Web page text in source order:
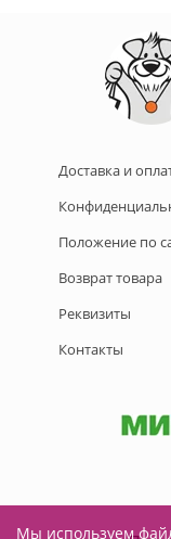
Доставка и
Положение по
Возврат товара
Реквизиты
Контакты
Мы используем